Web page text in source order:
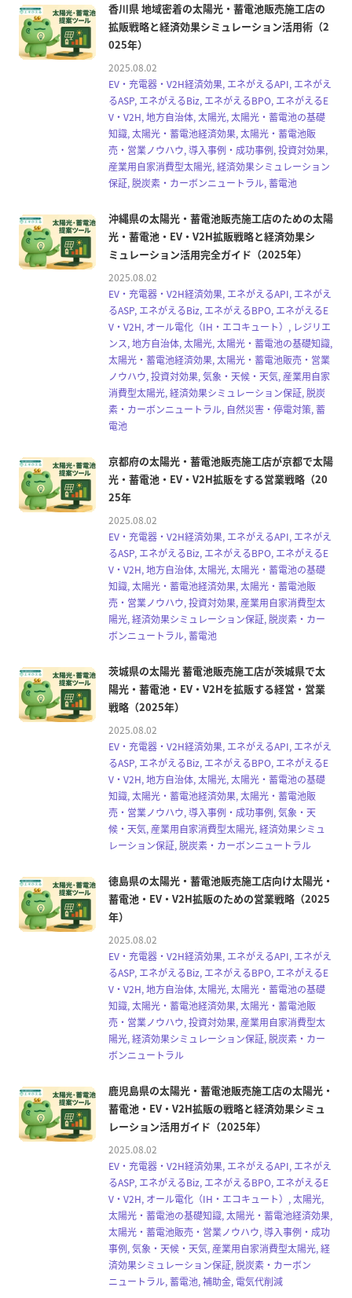
香川県 地域密着の太陽光・蓄電池販売施工店の
拡販戦略と経済効果シミュレーション活用術（2
025年）
2025.08.02
EV・充電器・V2H経済効果, エネがえるAPI, エネがえ
るASP, エネがえるBiz, エネがえるBPO, エネがえるE
V・V2H, 地方自治体, 太陽光, 太陽光・蓄電池の基礎
知識, 太陽光・蓄電池経済効果, 太陽光・蓄電池販
売・営業ノウハウ, 導入事例・成功事例, 投資対効果,
産業用自家消費型太陽光, 経済効果シミュレーション
保証, 脱炭素・カーボンニュートラル, 蓄電池
沖縄県の太陽光・蓄電池販売施工店のための太陽
光・蓄電池・EV・V2H拡販戦略と経済効果シ
ミュレーション活用完全ガイド（2025年）
2025.08.02
EV・充電器・V2H経済効果, エネがえるAPI, エネがえ
るASP, エネがえるBiz, エネがえるBPO, エネがえるE
V・V2H, オール電化（IH・エコキュート）, レジリエ
ンス, 地方自治体, 太陽光, 太陽光・蓄電池の基礎知識,
太陽光・蓄電池経済効果, 太陽光・蓄電池販売・営業
ノウハウ, 投資対効果, 気象・天候・天気, 産業用自家
消費型太陽光, 経済効果シミュレーション保証, 脱炭
素・カーボンニュートラル, 自然災害・停電対策, 蓄
電池
京都府の太陽光・蓄電池販売施工店が京都で太陽
光・蓄電池・EV・V2H拡販をする営業戦略（20
25年
2025.08.02
EV・充電器・V2H経済効果, エネがえるAPI, エネがえ
るASP, エネがえるBiz, エネがえるBPO, エネがえるE
V・V2H, 地方自治体, 太陽光, 太陽光・蓄電池の基礎
知識, 太陽光・蓄電池経済効果, 太陽光・蓄電池販
売・営業ノウハウ, 投資対効果, 産業用自家消費型太
陽光, 経済効果シミュレーション保証, 脱炭素・カー
ボンニュートラル, 蓄電池
茨城県の太陽光 蓄電池販売施工店が茨城県で太
陽光・蓄電池・EV・V2Hを拡販する経営・営業
戦略（2025年）
2025.08.02
EV・充電器・V2H経済効果, エネがえるAPI, エネがえ
るASP, エネがえるBiz, エネがえるBPO, エネがえるE
V・V2H, 地方自治体, 太陽光, 太陽光・蓄電池の基礎
知識, 太陽光・蓄電池経済効果, 太陽光・蓄電池販
売・営業ノウハウ, 導入事例・成功事例, 気象・天
候・天気, 産業用自家消費型太陽光, 経済効果シミュ
レーション保証, 脱炭素・カーボンニュートラル
徳島県の太陽光・蓄電池販売施工店向け太陽光・
蓄電池・EV・V2H拡販のための営業戦略（2025
年）
2025.08.02
EV・充電器・V2H経済効果, エネがえるAPI, エネがえ
るASP, エネがえるBiz, エネがえるBPO, エネがえるE
V・V2H, 地方自治体, 太陽光, 太陽光・蓄電池の基礎
知識, 太陽光・蓄電池経済効果, 太陽光・蓄電池販
売・営業ノウハウ, 投資対効果, 産業用自家消費型太
陽光, 経済効果シミュレーション保証, 脱炭素・カー
ボンニュートラル
鹿児島県の太陽光・蓄電池販売施工店の太陽光・
蓄電池・EV・V2H拡販の戦略と経済効果シミュ
レーション活用ガイド（2025年）
2025.08.02
EV・充電器・V2H経済効果, エネがえるAPI, エネがえ
るASP, エネがえるBiz, エネがえるBPO, エネがえるE
V・V2H, オール電化（IH・エコキュート）, 太陽光,
太陽光・蓄電池の基礎知識, 太陽光・蓄電池経済効果,
太陽光・蓄電池販売・営業ノウハウ, 導入事例・成功
事例, 気象・天候・天気, 産業用自家消費型太陽光, 経
済効果シミュレーション保証, 脱炭素・カーボン
ニュートラル, 蓄電池, 補助金, 電気代削減